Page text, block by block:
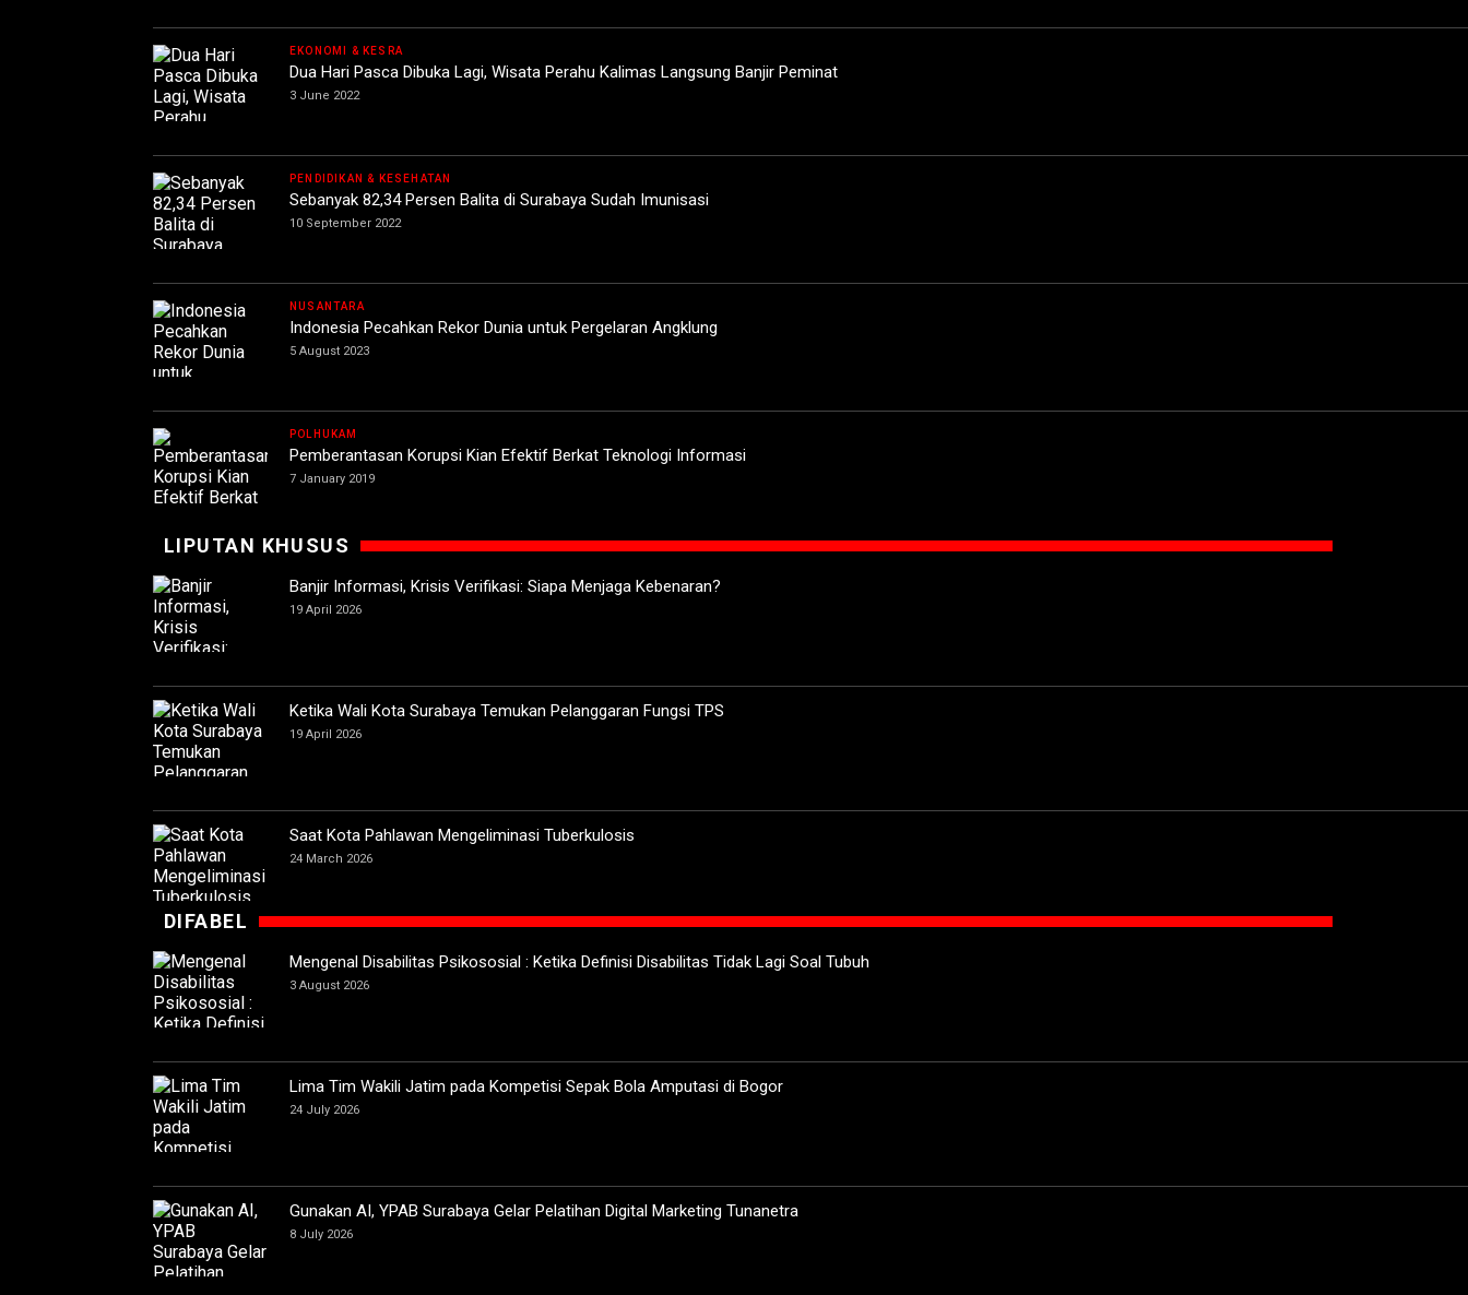
EKONOMI & KESRA
Dua Hari Pasca Dibuka Lagi, Wisata Perahu Kalimas Langsung Banjir Peminat
3 June 2022
PENDIDIKAN & KESEHATAN
Sebanyak 82,34 Persen Balita di Surabaya Sudah Imunisasi
10 September 2022
NUSANTARA
Indonesia Pecahkan Rekor Dunia untuk Pergelaran Angklung
5 August 2023
POLHUKAM
Pemberantasan Korupsi Kian Efektif Berkat Teknologi Informasi
7 January 2019
LIPUTAN KHUSUS
Banjir Informasi, Krisis Verifikasi: Siapa Menjaga Kebenaran?
19 April 2026
Ketika Wali Kota Surabaya Temukan Pelanggaran Fungsi TPS
19 April 2026
Saat Kota Pahlawan Mengeliminasi Tuberkulosis
24 March 2026
DIFABEL
Mengenal Disabilitas Psikososial : Ketika Definisi Disabilitas Tidak Lagi Soal Tubuh
3 August 2026
Lima Tim Wakili Jatim pada Kompetisi Sepak Bola Amputasi di Bogor
24 July 2026
Gunakan AI, YPAB Surabaya Gelar Pelatihan Digital Marketing Tunanetra
8 July 2026